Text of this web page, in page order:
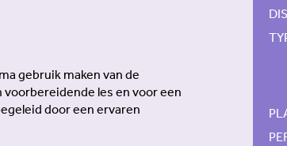
gebruik maken van de
les en voor een
door een ervaren